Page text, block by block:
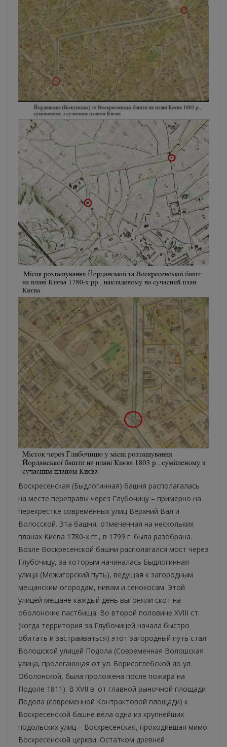
Воскресенская (Быдлогинная) башня располагалась
на месте переправы через Глубочицу – примерно на
перекрестке современных улиц Верхний Вал и
Волосской. Эта башня, отмеченная на нескольких
планах Киева 1780-х гг., в 1799 г. была разобрана.
Возле Воскресенской башни располагался мост через
Глубочицу, за которым начиналась Быдлогинная
улица (Межигорский путь), ведущая к загородным
мещанским огородам, нивам и сенокосам. Этой
улицей мещане каждый день выгоняли скот на
оболонские пастбища. Во второй половине XVIII ст.
(когда территория за Глубочицей начала быстро
обитать и застраиваться) этот загородный путь стал
Волошской улицей Подола (Современная Волошская
улица, пролегающая от ул. Борисоглебской до ул.
Оболонской, была проложена после пожара на
Подоле 1811). В XVII в. от главной рыночной площади
Подола (современной Контрактовой площади) к
Воскресенской башне вела одна из крупнейших
подольских улиц – Воскресенская, проходившая мимо
Воскресенской церкви. Остатком древней